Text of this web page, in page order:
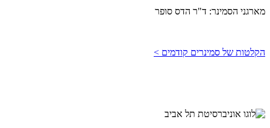
מארגני הסמינר: ד"ר הדס סופר
הקלטות של סמינרים קודמים >